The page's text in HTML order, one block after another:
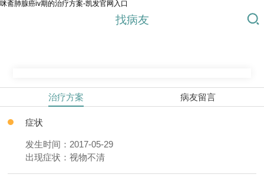
咪斋肺腺癌iv期的治疗方案-凯发官网入口
找病友
治疗方案 病友留言
症状
发生时间：2017-05-29
出现症状：视物不清